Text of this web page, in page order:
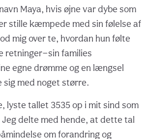
Maya, hvis øjne var dybe som
stille kæmpede med sin følelse af
mig over te, hvordan hun følte
retninger—sin families
egne drømme og en længsel
med noget større.
lyste tallet 3535 op i mit sind som
delte med hende, at dette tal
om forandring og